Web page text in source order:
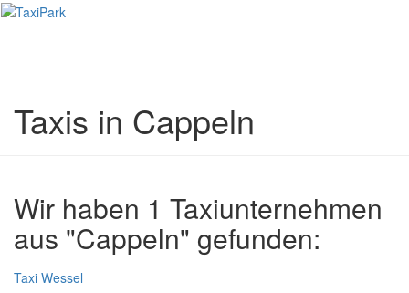
Taxis in Cappeln
Wir haben 1 Taxiunternehmen
aus "Cappeln" gefunden:
Taxi Wessel